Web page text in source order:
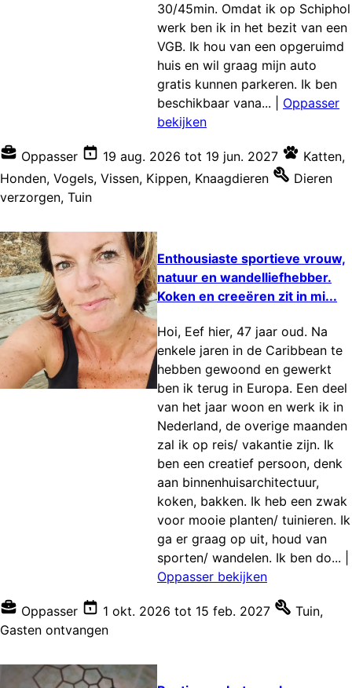
30/45min. Omdat ik op Schiphol
werk ben ik in het bezit van een
VGB. Ik hou van een opgeruimd
huis en wil graag mijn auto
gratis kunnen parkeren. Ik ben
beschikbaar vana...
Oppasser
bekijken
Oppasser 19 aug. 2026 tot 19 jun. 2027 Katten,
Honden, Vogels, Vissen, Kippen, Knaagdieren
Dieren
verzorgen, Tuin
Enthousiaste sportieve vrouw,
natuur en wandelliefhebber.
Koken en creeëren zit in mi...
Hoi, Eef hier, 47 jaar oud. Na
enkele jaren in de Caribbean te
hebben gewoond en gewerkt
ben ik terug in Europa. Een deel
van het jaar woon en werk ik in
Nederland, de overige maanden
zal ik op reis/ vakantie zijn. Ik
ben een creatief persoon, denk
aan binnenhuisarchitectuur,
koken, bakken. Ik heb een zwak
voor mooie planten/ tuinieren. Ik
ga er graag op uit, houd van
sporten/ wandelen. Ik ben do...
Oppasser bekijken
Oppasser 1 okt. 2026 tot 15 feb. 2027 Tuin,
Gasten ontvangen